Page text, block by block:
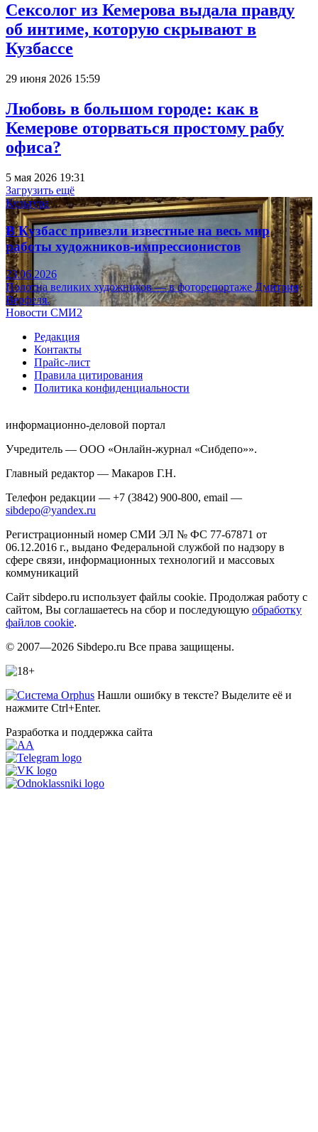
Сексолог из Кемерова выдала правду
об интиме, которую скрывают в
Кузбассе
29 июня 2026 15:59
Любовь в большом городе: как в
Кемерове оторваться простому рабу
офиса?
5 мая 2026 19:31
Загрузить ещё
Культура
В Кузбасс привезли известные на весь мир
работы художников-импрессионистов
23.06.2026
Полотна великих художников — в фоторепортаже Дмитрия
Верфеля.
Новости СМИ2
Редакция
Контакты
Прайс-лист
Правила цитирования
Политика конфиденциальности
информационно-деловой портал
Учредитель — ООО «Онлайн-журнал «Сибдепо»».
Главный редактор — Макаров Г.Н.
Телефон редакции — +7 (3842) 900-800, email —
sibdepo@yandex.ru
Регистрационный номер СМИ ЭЛ № ФС 77-67871 от
06.12.2016 г., выдано Федеральной службой по надзору в
сфере связи, информационных технологий и массовых
коммуникаций
Сайт sibdepo.ru использует файлы cookie. Продолжая работу с
сайтом, Вы соглашаетесь на сбор и последующую обработку
файлов cookie.
© 2007—2026 Sibdepo.ru Все права защищены.
Нашли ошибку в тексте? Выделите её и
нажмите Ctrl+Enter.
Разработка и поддержка сайта